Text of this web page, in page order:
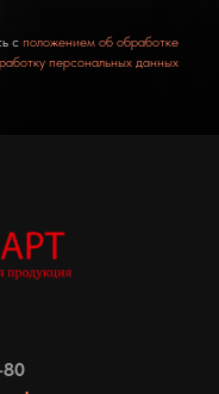
с положением об обработке
персональных данных
80